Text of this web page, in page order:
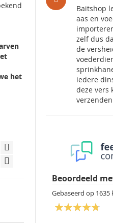
het
Baitshop
aas en
zelf dus
de
iedere
deze vers
Beoordeeld
Gebaseerd op 1635